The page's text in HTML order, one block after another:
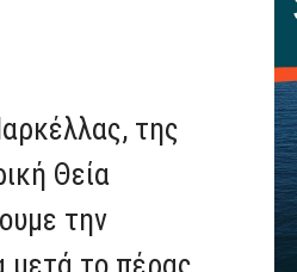
της
Θεία
την
μετά το πέρας